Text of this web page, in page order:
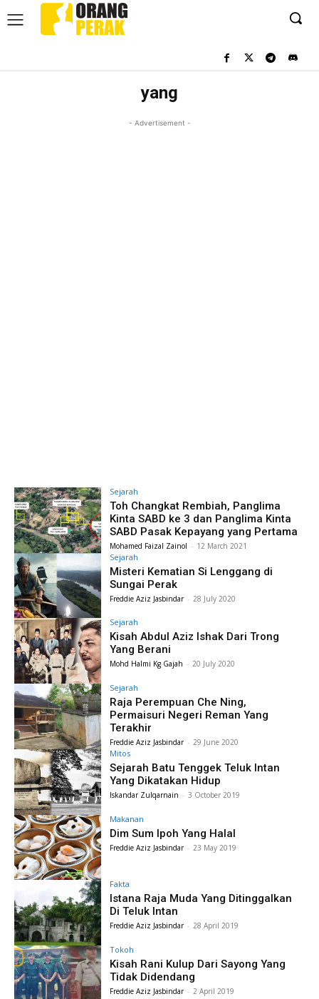
yang
- Advertisement -
Sejarah
Toh Changkat Rembiah, Panglima
Kinta SABD ke 3 dan Panglima Kinta
SABD Pasak Kepayang yang Pertama
Mohamed Faizal Zainol - 12 March 2021
Sejarah
Misteri Kematian Si Lenggang di
Sungai Perak
Freddie Aziz Jasbindar - 28 July 2020
Sejarah
Kisah Abdul Aziz Ishak Dari Trong
Yang Berani
Mohd Halmi Kg Gajah - 20 July 2020
Sejarah
Raja Perempuan Che Ning,
Permaisuri Negeri Reman Yang
Terakhir
Freddie Aziz Jasbindar - 29 June 2020
Mitos
Sejarah Batu Tenggek Teluk Intan
Yang Dikatakan Hidup
Iskandar Zulqarnain - 3 October 2019
Makanan
Dim Sum Ipoh Yang Halal
Freddie Aziz Jasbindar - 23 May 2019
Fakta
Istana Raja Muda Yang Ditinggalkan
Di Teluk Intan
Freddie Aziz Jasbindar - 28 April 2019
Tokoh
Kisah Rani Kulup Dari Sayong Yang
Tidak Didendang
Freddie Aziz Jasbindar - 2 April 2019